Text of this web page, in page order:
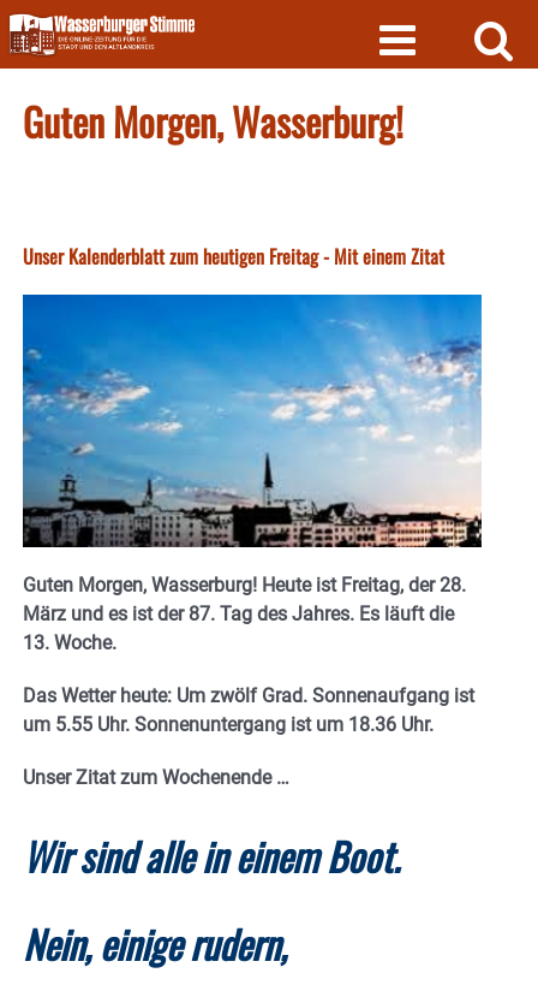
Skip
to
content
Guten Morgen, Wasserburg!
Unser Kalenderblatt zum heutigen Freitag - Mit einem Zitat
Guten Morgen, Wasserburg! Heute ist Freitag, der 28.
März und es ist der 87. Tag des Jahres. Es läuft die
13. Woche.
Das Wetter heute: Um zwölf Grad. Sonnenaufgang ist
um 5.55 Uhr. Sonnenuntergang ist um 18.36 Uhr.
Unser Zitat zum Wochenende …
Wir sind alle in einem Boot.
Nein, einige rudern,